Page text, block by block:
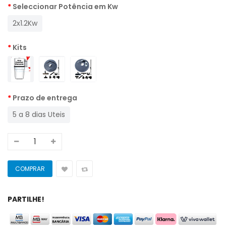
Seleccionar Potência em Kw
2x1.2Kw
Kits
Prazo de entrega
5 a 8 dias Uteis
PARTILHE!